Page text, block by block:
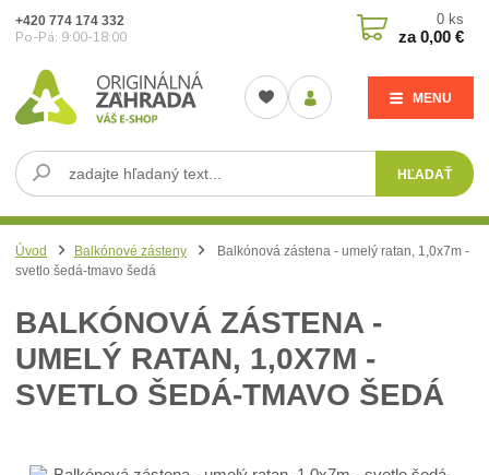
MENU
HĽADAŤ
+420 774 174 332
Po-Pá: 9:00-18:00
0 ks
za0,00 €
Úvod Balkónové zásteny
Balkónová zástena - umelý ratan, 1,0x7m -
svetlo šedá-tmavo šedá
BALKÓNOVÁ ZÁSTENA -
UMELÝ RATAN, 1,0X7M -
SVETLO ŠEDÁ-TMAVO ŠEDÁ